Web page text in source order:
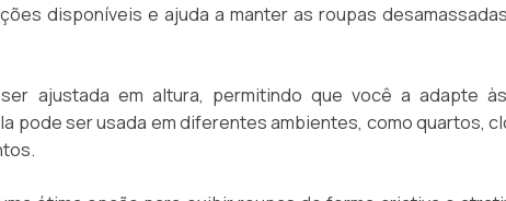
disponíveis e ajuda a manter as roupas
ajustada em altura, permitindo que você a adapte
pode ser usada em diferentes ambientes, como quartos,